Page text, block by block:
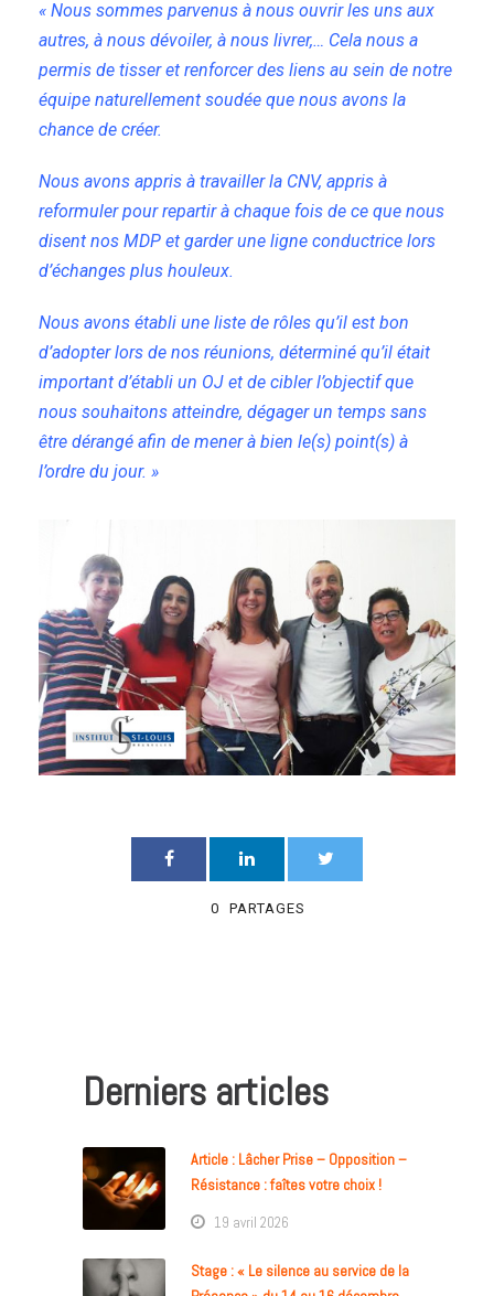
« Nous sommes parvenus à nous ouvrir les uns aux
autres, à nous dévoiler, à nous livrer,… Cela nous a
permis de tisser et renforcer des liens au sein de notre
équipe naturellement soudée que nous avons la
chance de créer.
Nous avons appris à travailler la CNV, appris à
reformuler pour repartir à chaque fois de ce que nous
disent nos MDP et garder une ligne conductrice lors
d’échanges plus houleux.
Nous avons établi une liste de rôles qu’il est bon
d’adopter lors de nos réunions, déterminé qu’il était
important d’établi un OJ et de cibler l’objectif que
nous souhaitons atteindre, dégager un temps sans
être dérangé afin de mener à bien le(s) point(s) à
l’ordre du jour. »
0 PARTAGES
Derniers articles
Article : Lâcher Prise – Opposition –
Résistance : faîtes votre choix !
19 avril 2026
Stage : « Le silence au service de la